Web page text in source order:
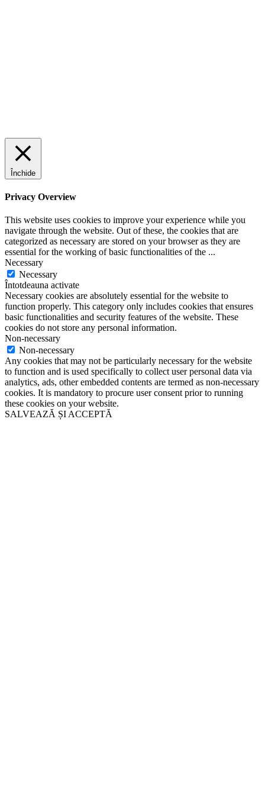
Închide
Privacy Overview
This website uses cookies to improve your experience while you
navigate through the website. Out of these, the cookies that are
categorized as necessary are stored on your browser as they are
essential for the working of basic functionalities of the ...
Necessary
Necessary
Întotdeauna activate
Necessary cookies are absolutely essential for the website to
function properly. This category only includes cookies that ensures
basic functionalities and security features of the website. These
cookies do not store any personal information.
Non-necessary
Non-necessary
Any cookies that may not be particularly necessary for the website
to function and is used specifically to collect user personal data via
analytics, ads, other embedded contents are termed as non-necessary
cookies. It is mandatory to procure user consent prior to running
these cookies on your website.
SALVEAZĂ ȘI ACCEPTĂ